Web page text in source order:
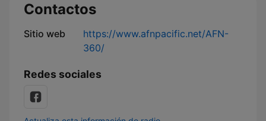
Contactos
Sitio web
https://www.afnpacific.net/AFN-
360/
Redes sociales